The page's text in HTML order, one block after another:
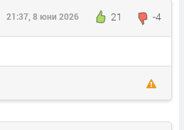
21 -4
21:37, 8 юни 2026